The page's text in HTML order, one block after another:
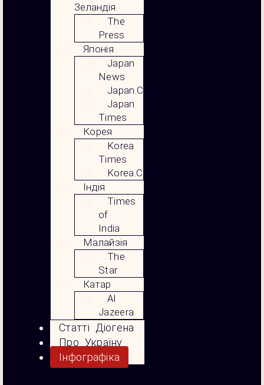
Зеландія
The
Press
Японія
Japan
News
Japan.Cnet
Japan
Times
Корея
Korea
Times
Korea.Cnet
Індія
Times
of
India
Малайзія
The
Star
Катар
Al
Jazeera
Статті Діогена
Про Україну
Інфографіка